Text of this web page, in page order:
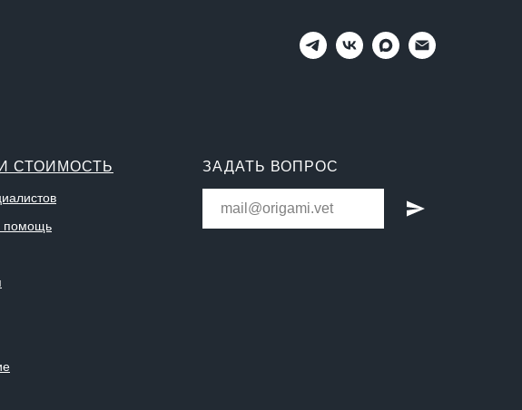
СТОИМОСТЬ
помощь
ЗАДАТЬ ВОПРОС